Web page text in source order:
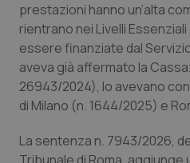
Campania
Emilia-Romagna
Friuli Venezia Giulia
Lazio
Car-T
Colesterolo &
Dermatite Atopica
Diabete & glucometri
prestazioni hanno un’alta
rientrano nei Livelli
essere finanziate dal
aveva già affermato la
26943/2024), lo avevano
di Milano (n. 1644/2025) e
La sentenza n. 7943/2026,